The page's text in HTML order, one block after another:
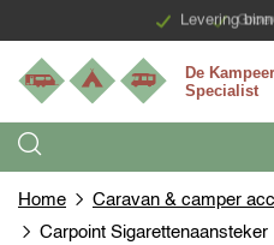
Levering
Home Caravan & camper
Carpoint Sigarettenaansteker